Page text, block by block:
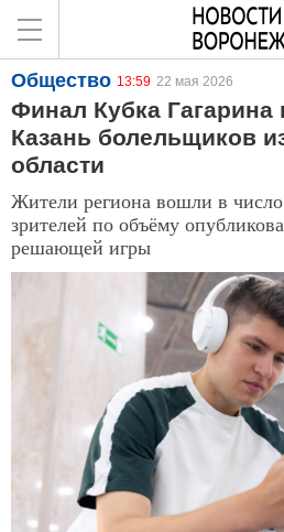
Общество 13:59 22 мая 2026
Финал Кубка Гагарина
Казань болельщиков
области
Жители региона вошли в
зрителей по объёму
решающей игры